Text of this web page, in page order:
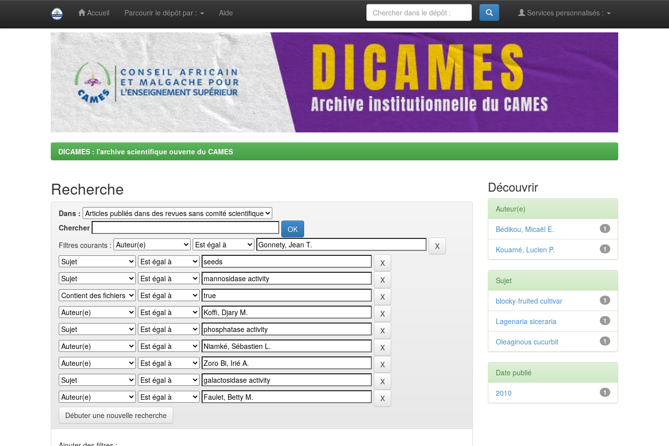
Accueil Parcourir le dépôt par : Aide Services personnalisés :
DICAMES : l'archive scientifique ouverte du CAMES
Recherche
Dans :
Chercher
Filtres courants :
Débuter une nouvelle recherche
Découvrir
Auteur(e)
1
Bédikou, Micaël E.
1
Kouamé, Lucien P.
Sujet
1
blocky-fruited cultivar
1
Lagenaria siceraria
1
Oleaginous cucurbit
Date publié
1
2010